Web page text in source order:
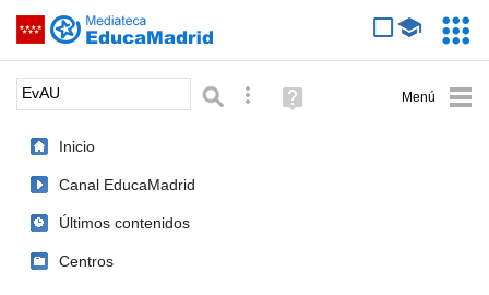
Saltar navegación
Palabra o frase: Búsqueda avanzada
Ayuda
(en
Inicio
Canal EducaMadrid
Últimos contenidos
Centros